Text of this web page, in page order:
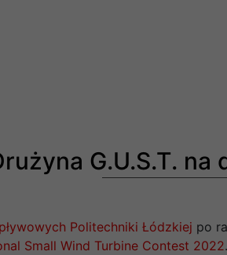
G.U.S.T. na
Politechniki Łódzkiej po
Small Wind Turbine Contest 2022.